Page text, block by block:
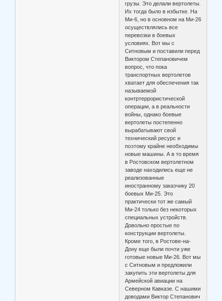
грузы. Это делали вертолеты.
Их тогда было в избытке. На
Ми-6, но в основном на Ми-26
осуществлялись все
перевозки в боевых
условиях. Вот мы с
Ситновым и поставили перед
Виктором Степановичем
вопрос, что пока
транспортных вертолетов
хватает для обеспечения так
называемой
контртеррористической
операции, а в реальности
войны, однако боевые
вертолеты постепенно
вырабатывают свой
технический ресурс и
поэтому крайне необходимы
новые машины. А в то время
в Ростовском вертолетном
заводе находились еще не
реализованные
иностранному заказчику 20
боевых Ми-25. Это
практически тот же самый
Ми-24 только без некоторых
специальных устройств.
Довольно простые по
конструкции вертолеты.
Кроме того, в Ростове-на-
Дону еще были почти уже
готовые новые Ми-26. Вот мы
с Ситновым и предложили
закупить эти вертолеты для
Армейской авиации на
Северном Кавказе. С нашими
доводами Виктор Степанович